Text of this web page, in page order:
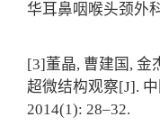
华耳鼻咽喉头颈外
[3]董晶, 曹建国, 金
超微结构观察[J].
2014(1): 28–32.